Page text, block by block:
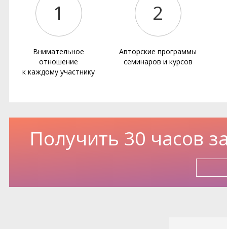
1
Внимательное
отношение
к каждому участнику
2
Авторские программы
семинаров и курсов
Получить 30 часов